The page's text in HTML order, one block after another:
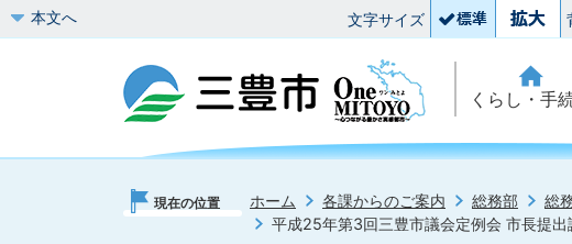
本文へ 文字サイズ
くらし・手
現在の位置 ホーム 各課からのご案内 総務部 総
平成25年第3回三豊市議会定例会 市長提出